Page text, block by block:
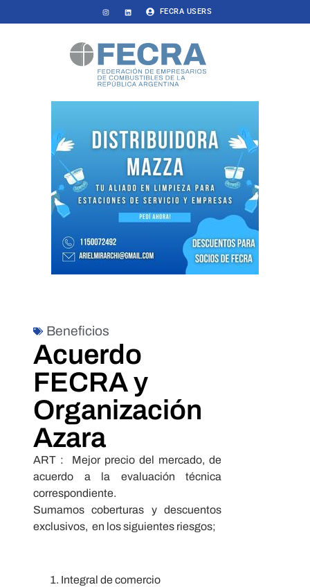
FECRA USERS
Beneficios
Acuerdo
FECRA y
Organización
Azara
ART : Mejor precio del mercado, de
acuerdo a la evaluación técnica
correspondiente.
Sumamos coberturas y descuentos
exclusivos, en los siguientes riesgos;
Integral de comercio